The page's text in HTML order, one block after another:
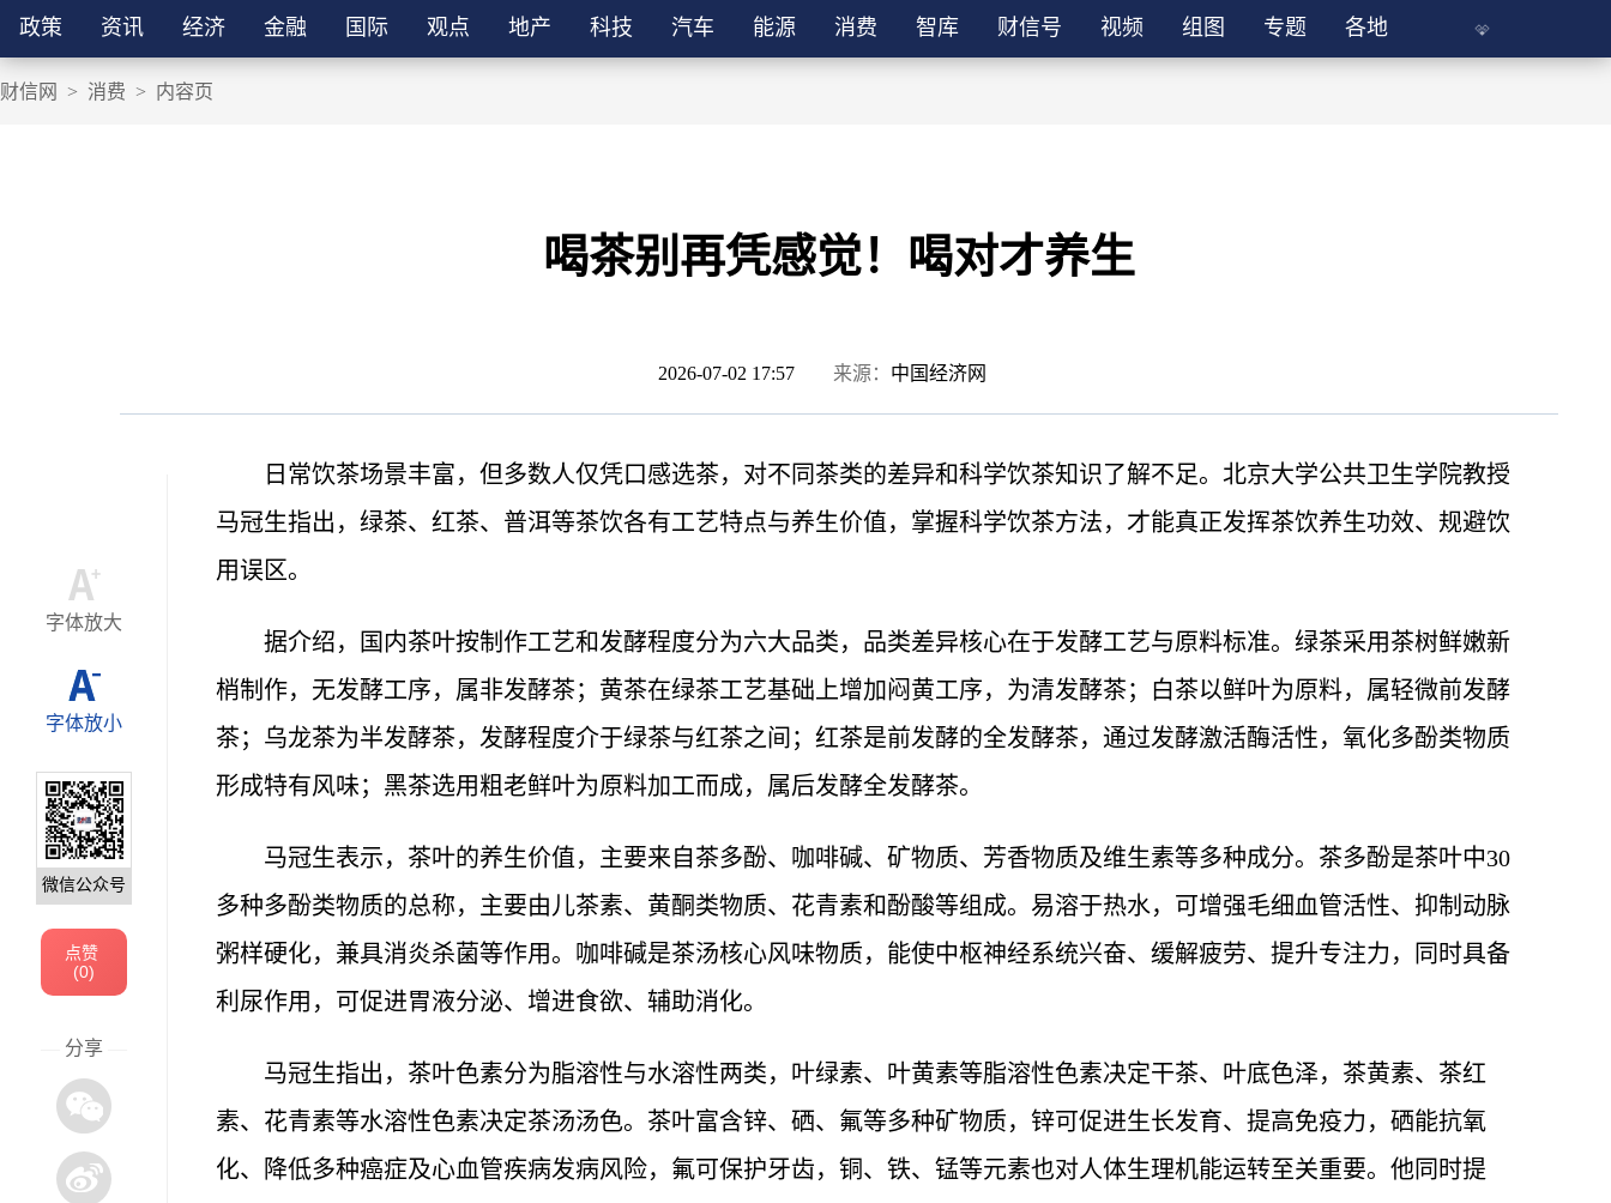
政策 资讯 经济 金融 国际 观点 地产 科技 汽车 能源 消费 智库 财信号 视频 组图 专题 各地
财信网 > 消费 > 内容页
喝茶别再凭感觉！喝对才养生
2026-07-02 17:57 来源： 中国经济网
字体放大
字体放小
微信公众号
点赞
(0)
分享
日常饮茶场景丰富，但多数人仅凭口感选茶，对不同茶类的差异和科学饮茶知识了解不足。北京大学公共卫生学院教授
马冠生指出，绿茶、红茶、普洱等茶饮各有工艺特点与养生价值，掌握科学饮茶方法，才能真正发挥茶饮养生功效、规避饮
用误区。
据介绍，国内茶叶按制作工艺和发酵程度分为六大品类，品类差异核心在于发酵工艺与原料标准。绿茶采用茶树鲜嫩新
梢制作，无发酵工序，属非发酵茶；黄茶在绿茶工艺基础上增加闷黄工序，为清发酵茶；白茶以鲜叶为原料，属轻微前发酵
茶；乌龙茶为半发酵茶，发酵程度介于绿茶与红茶之间；红茶是前发酵的全发酵茶，通过发酵激活酶活性，氧化多酚类物质
形成特有风味；黑茶选用粗老鲜叶为原料加工而成，属后发酵全发酵茶。
马冠生表示，茶叶的养生价值，主要来自茶多酚、咖啡碱、矿物质、芳香物质及维生素等多种成分。茶多酚是茶叶中30
多种多酚类物质的总称，主要由儿茶素、黄酮类物质、花青素和酚酸等组成。易溶于热水，可增强毛细血管活性、抑制动脉
粥样硬化，兼具消炎杀菌等作用。咖啡碱是茶汤核心风味物质，能使中枢神经系统兴奋、缓解疲劳、提升专注力，同时具备
利尿作用，可促进胃液分泌、增进食欲、辅助消化。
马冠生指出，茶叶色素分为脂溶性与水溶性两类，叶绿素、叶黄素等脂溶性色素决定干茶、叶底色泽，茶黄素、茶红
素、花青素等水溶性色素决定茶汤汤色。茶叶富含锌、硒、氟等多种矿物质，锌可促进生长发育、提高免疫力，硒能抗氧
化、降低多种癌症及心血管疾病发病风险，氟可保护牙齿，铜、铁、锰等元素也对人体生理机能运转至关重要。他同时提